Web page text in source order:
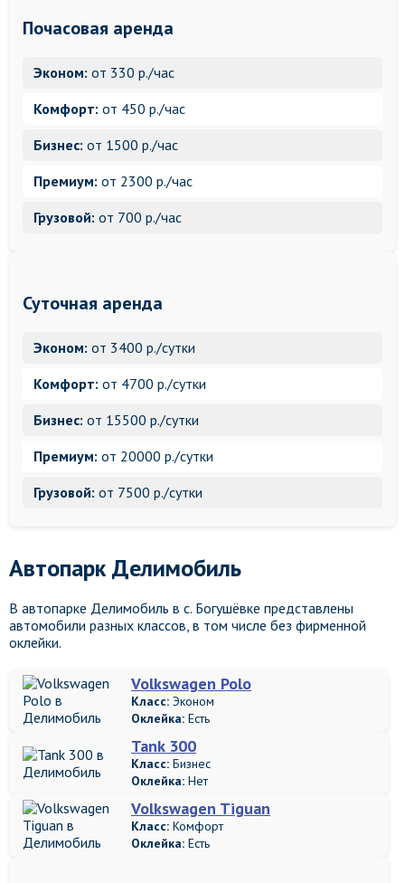
Почасовая аренда
Эконом: от 330 р./час
Комфорт: от 450 р./час
Бизнес: от 1500 р./час
Премиум: от 2300 р./час
Грузовой: от 700 р./час
Суточная аренда
Эконом: от 3400 р./сутки
Комфорт: от 4700 р./сутки
Бизнес: от 15500 р./сутки
Премиум: от 20000 р./сутки
Грузовой: от 7500 р./сутки
Автопарк Делимобиль
В автопарке Делимобиль в с. Богушёвке представлены
автомобили разных классов, в том числе без фирменной
оклейки.
Volkswagen Polo
Класс: Эконом
Оклейка: Есть
Tank 300
Класс: Бизнес
Оклейка: Нет
Volkswagen Tiguan
Класс: Комфорт
Оклейка: Есть